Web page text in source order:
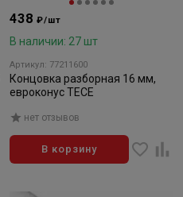
438₽/шт
В наличии: 27 шт
Артикул: 77211600
Концовка разборная 16 мм,
евроконус TECE
нет отзывов
В корзину